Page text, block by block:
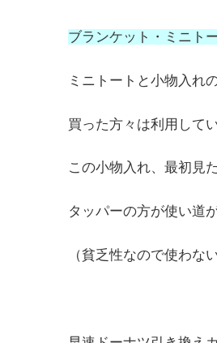
ブランケット・ミニト
ミニトートと小物入れ
買った方々は利用して
この小物入れ、最初見
タッパーの方が使い道
（貧乏性なので使わな